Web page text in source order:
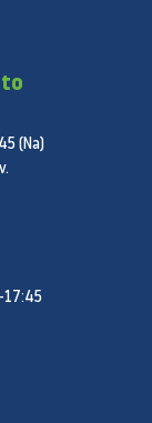
sulla
ogni
(Na)
17:45